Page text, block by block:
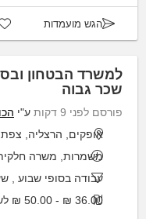
הגש מועמדות
למשרד הבטחון
שכר גבוה
פורסם לפני 9 דקות ע"י
אופקים, הרצליה,
משמרות, משרה חלקית,
עבודה בסופי שבוע
36.00 ₪ - 50.00 ₪ לשעה